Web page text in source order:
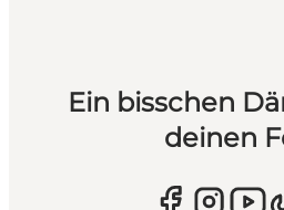
Ein bisschen
deinen